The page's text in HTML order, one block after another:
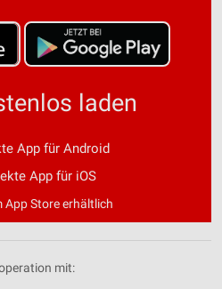
laden
App für Android
App für iOS
App Store erhältlich
mit: